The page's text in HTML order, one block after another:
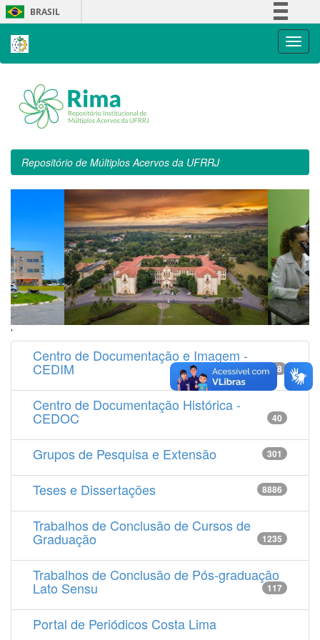
Skip
navigation
BRASIL
Repositório de Múltiplos Acervos da UFRRJ
'
Centro de Documentação e Imagem -
CEDIM 14538
Centro de Documentação Histórica -
CEDOC 40
Grupos de Pesquisa e Extensão 301
Teses e Dissertações 8886
Trabalhos de Conclusão de Cursos de
Graduação 1235
Trabalhos de Conclusão de Pós-graduação
Lato Sensu 117
Portal de Periódicos Costa Lima